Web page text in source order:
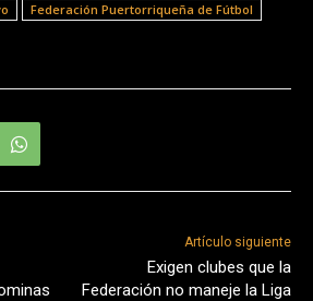
Federación Puertorriqueña de Fútbol
Artículo siguiente
Exigen clubes que la
Federación no maneje la Liga